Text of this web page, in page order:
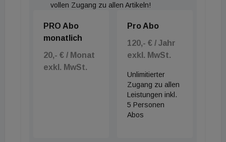
vollen Zugang zu allen Artikeln!
PRO Abo
monatlich
20,- € / Monat
exkl. MwSt.
Pro Abo
120,- € / Jahr
exkl. MwSt.
Unlimitierter
Zugang zu allen
Leistungen inkl.
5 Personen
Abos